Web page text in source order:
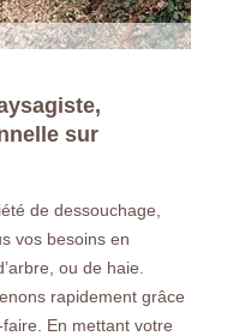
sur
de dessouchage,
vos besoins en
ou de haie.
rapidement grâce
En mettant votre